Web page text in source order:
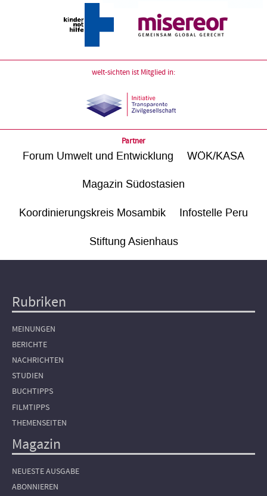
welt-sichten ist Mitglied in:
Partner
Forum Umwelt und Entwicklung WÖK/KASA
Magazin Südostasien
Koordinierungskreis Mosambik Infostelle Peru
Stiftung Asienhaus
Hauptnavigation
Rubriken
MEINUNGEN
BERICHTE
NACHRICHTEN
STUDIEN
BUCHTIPPS
FILMTIPPS
THEMENSEITEN
Magazin
NEUESTE AUSGABE
ABONNIEREN